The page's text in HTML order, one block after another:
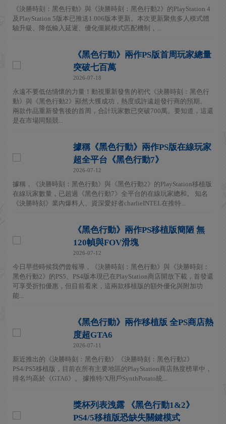
《決勝時刻：黑色行動》與《決勝時刻：黑色行動2》的PlayStation 4
及PlayStation 5版本已推送1.006版本更新。本次更新聚焦多人模式體
驗升級、降低輸入延遲、優化僵屍模式匹配機制，...
《黑色行動》兩作PS版首周玩家總量
突破七百萬
2026-07-18
永遠不要低估情懷的力量！動視重新發售的初代《決勝時刻：黑色行
動》與《黑色行動2》顯然大獲成功，熱度或許遠超發行商的預期。
兩款作品重新發售後的首周，合計玩家數已突破700萬。要知道，這還
是在市場同類競...
據稱《黑色行動》兩作PS版在線玩家
超全平台《黑色行動7》
2026-07-12
據稱，《決勝時刻：黑色行動》與《黑色行動2》的PlayStation移植版
在線玩家數量，已超過《黑色行動7》全平台的在線玩家總和。 知名
《決勝時刻》業內爆料人、資深愛好者charlieINTEL在推特...
《黑色行動》兩作PS移植版簡陋 無
120幀與FOV滑塊
2026-07-12
今日早些時候我們曾報導，《決勝時刻：黑色行動》與《決勝時刻：
黑色行動2》的PS5、PS4版本現已在PlayStation商店開放下載，首發還
可享受折扣優惠，但目前看來，這兩款移植版的額外優化與附加功
能...
《黑色行動》兩作移植版 全PS商店熱
度超GTA6
2026-07-11
新近推出的《決勝時刻：黑色行動》《決勝時刻：黑色行動2》
PS4/PS5移植版，目前在所有主要地區的PlayStation商店熱度榜單中，
排名均高於《GTA6》。 據推特/X用戶SynthPotato統...
獎杯列表洩露 《黑色行動1&2》
PS4/5移植版恐缺失關鍵模式